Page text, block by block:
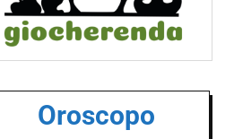
Oroscopo